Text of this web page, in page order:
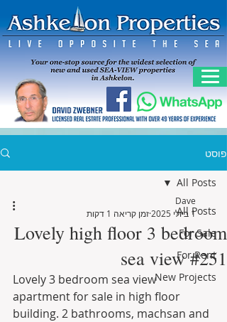
פוסט
All Posts
For Sale
For Rent
New Projects
All Posts
Lovely high floor 3 bedroom
sea view #251
Dave
1 ביולי 2025
זמן קריאה 1 דקות
Lovely 3 bedroom sea view
apartment for sale in high floor
building. 2 bathrooms, machsan and